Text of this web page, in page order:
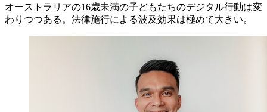
オーストラリアの16歳未満の子どもたちのデジタル行動は変
わりつつある。法律施行による波及効果は極めて大きい。